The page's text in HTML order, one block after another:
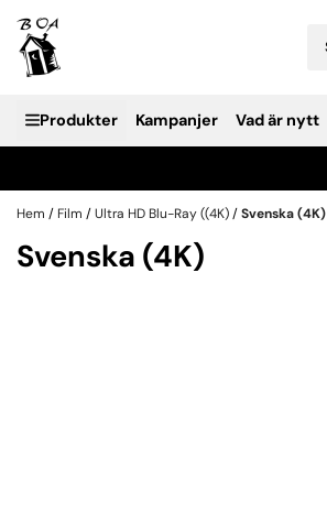
Hoppa till innehåll
Produkter Kampanjer Vad är nytt
Hem / Film /Ultra HD Blu-Ray ((4K)/Svenska (4K)
Svenska (4K)